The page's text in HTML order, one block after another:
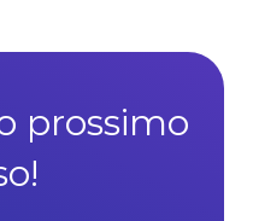
prossimo